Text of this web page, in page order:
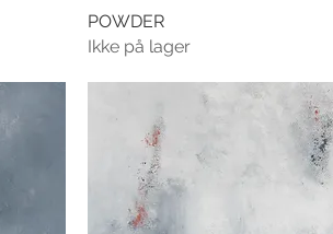
POWDER
Ikke på lager